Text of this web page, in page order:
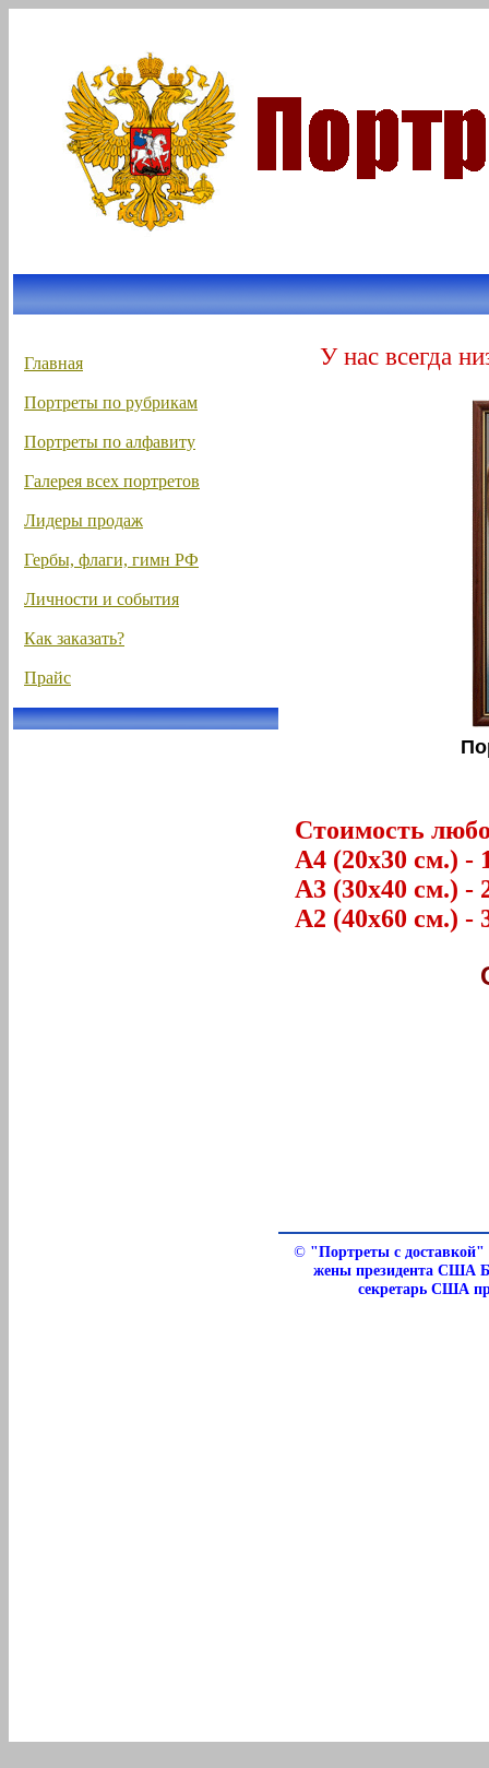
Главная
Портреты по рубрикам
Портреты по алфавиту
Галерея всех портретов
Лидеры продаж
Гербы, флаги, гимн РФ
Личности и события
Как заказать?
Прайс
У нас всегда
Стоимость
А4 (20х30 см.) -
А3 (30х40 см.) -
А2 (40х60 см.) -
© "Портреты с
жены президента США
секретарь США